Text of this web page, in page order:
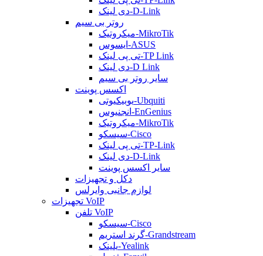
دی لینک-D-Link
روتر بی سیم
میکروتیک-MikroTik
ایسوس-ASUS
تی پی لینک-TP Link
دی لینک-D Link
سایر روتر بی سیم
اکسس پوینت
یوبیکیوتی-Ubquiti
انجنیوس-EnGenius
میکروتیک-MikroTik
سیسکو-Cisco
تی پی لینک-TP-Link
دی لینک-D-Link
سایر اکسس پوینت
دکل و تجهیزات
لوازم جانبی وایرلس
تجهیزات VoIP
تلفن VoIP
سیسکو-Cisco
گرند استریم-Grandstream
یلینک-Yealink